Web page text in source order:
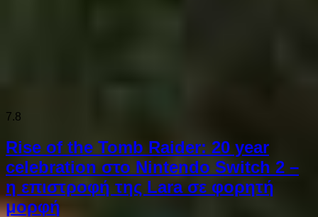
7.8
Rise of the Tomb Raider: 20 year
celebration στο Nintendo Switch 2 –
η επιστροφή της Lara σε φορητή
μορφή